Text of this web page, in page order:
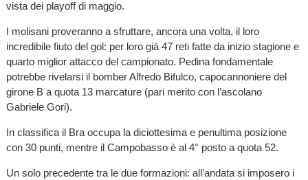
vista dei playoff di maggio.
I molisani proveranno a sfruttare, ancora una volta, il loro
incredibile fiuto del gol: per loro già 47 reti fatte da inizio stagione e
quarto miglior attacco del campionato. Pedina fondamentale
potrebbe rivelarsi il bomber Alfredo Bifulco, capocannoniere del
girone B a quota 13 marcature (pari merito con l’ascolano
Gabriele Gori).
In classifica il Bra occupa la diciottesima e penultima posizione
con 30 punti, mentre il Campobasso è al 4° posto a quota 52.
Un solo precedente tra le due formazioni: all’andata si imposero i